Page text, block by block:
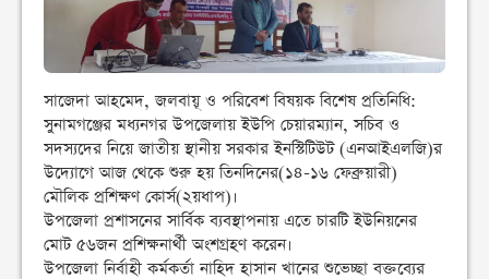
সাজেদা আহমেদ, জলবায়ূ ও পরিবেশ বিষয়ক বিশেষ প্রতিনিধি:
সুনামগঞ্জের মধ্যনগর উপজেলায় ইউপি চেয়ারম্যান, সচিব ও
সদস্যদের নিয়ে জাতীয় স্থানীয় সরকার ইনস্টিটিউট (এনআইএলজি)র
উদ্যোগে আজ থেকে শুরু হয় তিনদিনের(১৪-১৬ ফেব্রুয়ারী)
মৌলিক প্রশিক্ষণ কোর্স(২য়ধাপ)।
উপজেলা প্রশাসনের সার্বিক ব্যবস্থাপনায় এতে চারটি ইউনিয়নের
মোট ৫৬জন প্রশিক্ষনার্থী অংশগ্রহণ করেন।
উপজেলা নির্বাহী কর্মকর্তা নাহিদ হাসান খানের শুভেচ্ছা বক্তব্যের